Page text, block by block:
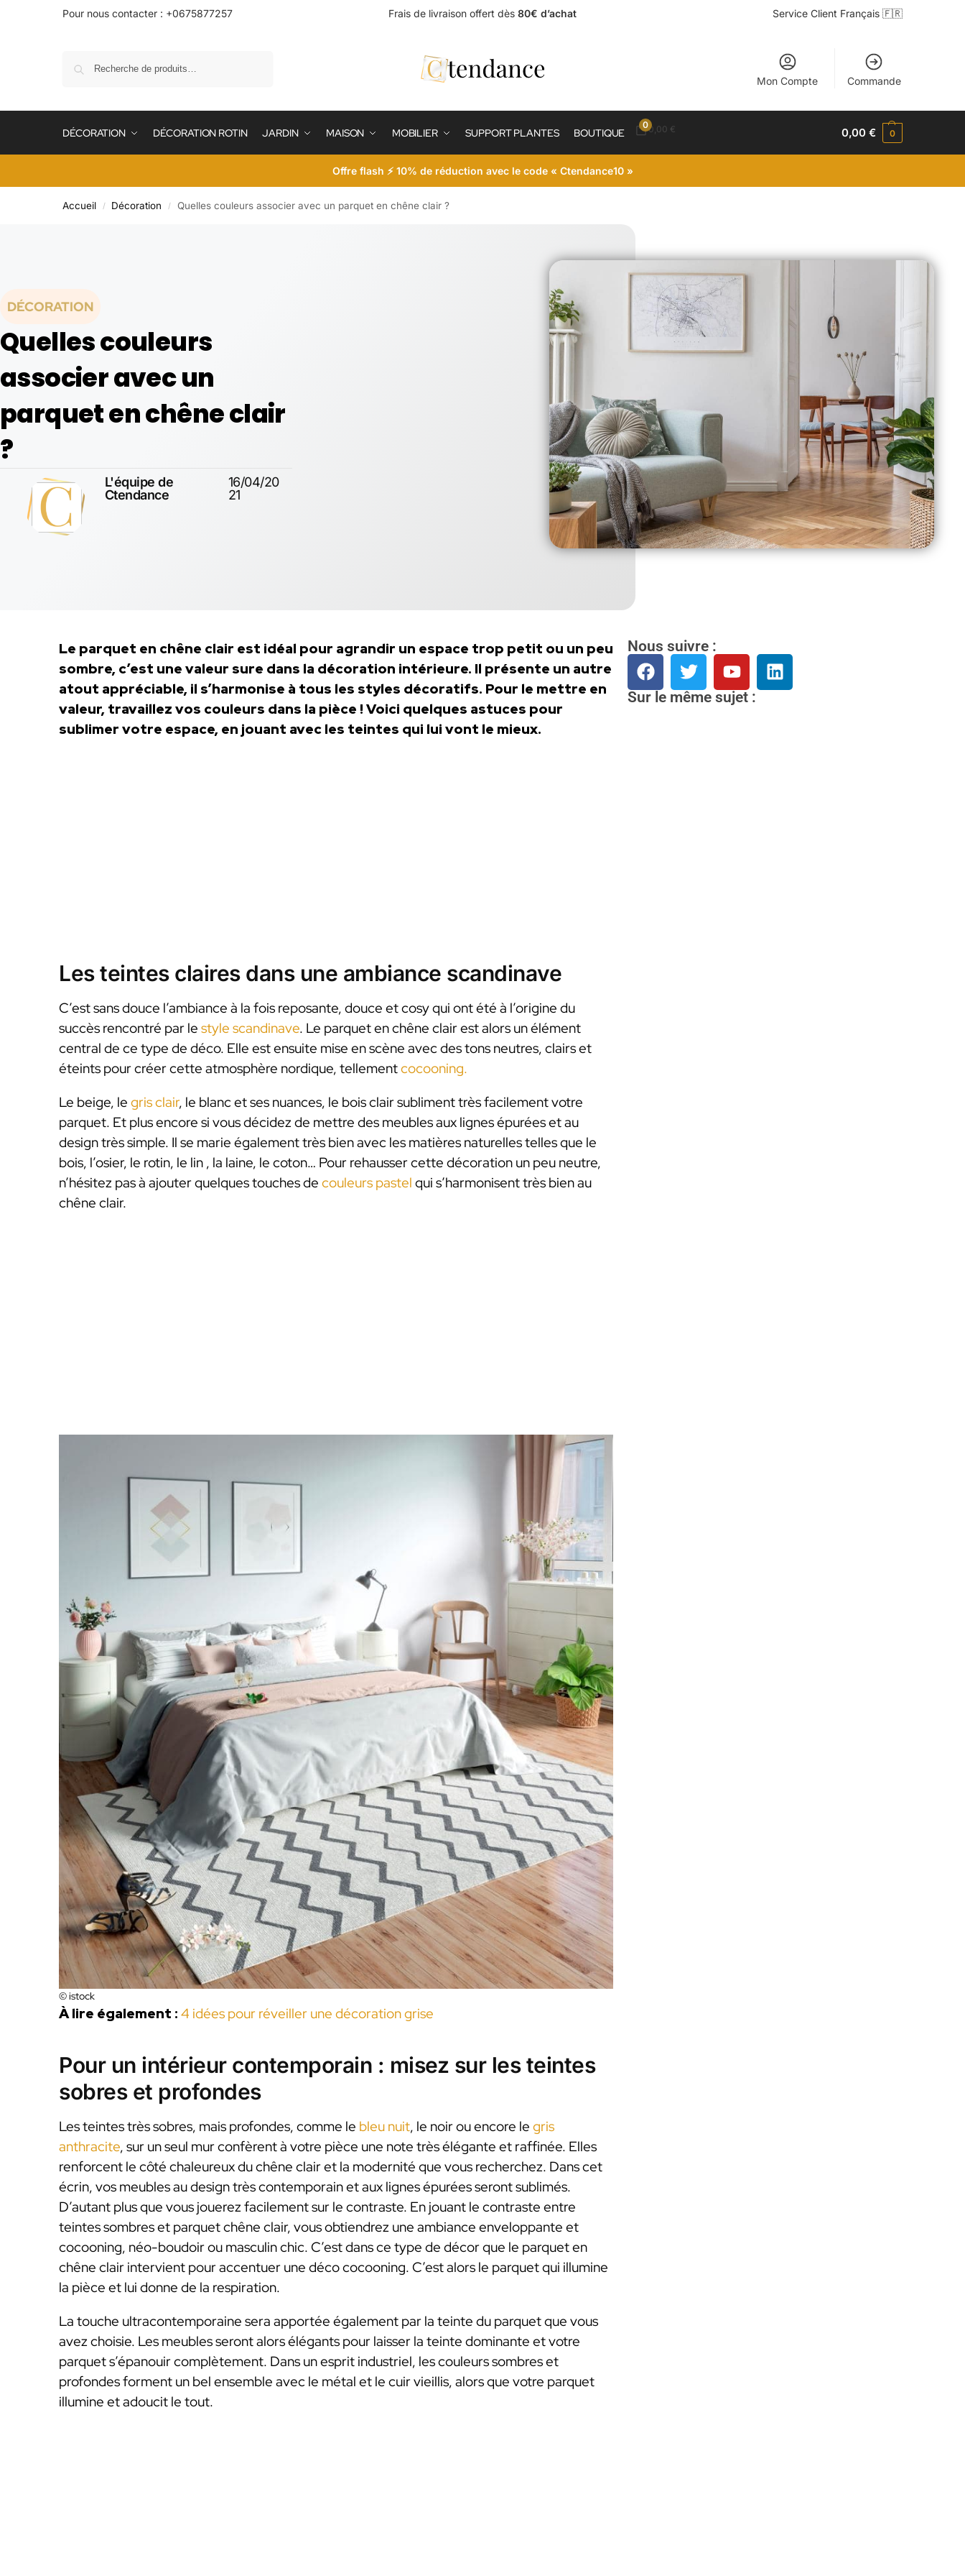
Pour nous contacter : +0675877257 Frais de livraison offert dès 80€ d’achat Service Client Français 🇫🇷
Mon Compte Commande
DÉCORATION DÉCORATION ROTIN JARDIN MAISON MOBILIER SUPPORT PLANTES BOUTIQUE
00,00 € 0,00€ 0
Offre flash ⚡ 10% de réduction avec le code « Ctendance10 »
Accueil / Décoration / Quelles couleurs associer avec un parquet en chêne clair ?
DÉCORATION
Quelles couleurs
associer avec un
parquet en chêne clair
?
L'équipe de
Ctendance
16/04/20
21
Le parquet en chêne clair est idéal pour agrandir un espace trop petit ou un peu
sombre, c’est une valeur sure dans la décoration intérieure. Il présente un autre
atout appréciable, il s’harmonise à tous les styles décoratifs. Pour le mettre en
valeur, travaillez vos couleurs dans la pièce ! Voici quelques astuces pour
sublimer votre espace, en jouant avec les teintes qui lui vont le mieux.
Les teintes claires dans une ambiance scandinave
C’est sans douce l’ambiance à la fois reposante, douce et cosy qui ont été à l’origine du
succès rencontré par le style scandinave. Le parquet en chêne clair est alors un élément
central de ce type de déco. Elle est ensuite mise en scène avec des tons neutres, clairs et
éteints pour créer cette atmosphère nordique, tellementcocooning.
Le beige, le gris clair, le blanc et ses nuances, le bois clair subliment très facilement votre
parquet. Et plus encore si vous décidez de mettre des meubles aux lignes épurées et au
design très simple. Il se marie également très bien avec les matières naturelles telles que le
bois, l’osier, le rotin, le lin , la laine, le coton… Pour rehausser cette décoration un peu neutre,
n’hésitez pas à ajouter quelques touches de couleurs pastel qui s’harmonisent très bien au
chêne clair.
© istock
À lire également : 4 idées pour réveiller une décoration grise
Pour un intérieur contemporain : misez sur les teintes
sobres et profondes
Les teintes très sobres, mais profondes, comme le bleu nuit, le noir ou encore le gris
anthracite, sur un seul mur confèrent à votre pièce une note très élégante et raffinée. Elles
renforcent le côté chaleureux du chêne clair et la modernité que vous recherchez. Dans cet
écrin, vos meubles au design très contemporain et aux lignes épurées seront sublimés.
D’autant plus que vous jouerez facilement sur le contraste. En jouant le contraste entre
teintes sombres et parquet chêne clair, vous obtiendrez une ambiance enveloppante et
cocooning, néo-boudoir ou masculin chic. C’est dans ce type de décor que le parquet en
chêne clair intervient pour accentuer une déco cocooning. C’est alors le parquet qui illumine
la pièce et lui donne de la respiration.
La touche ultracontemporaine sera apportée également par la teinte du parquet que vous
avez choisie. Les meubles seront alors élégants pour laisser la teinte dominante et votre
parquet s’épanouir complètement. Dans un esprit industriel, les couleurs sombres et
profondes forment un bel ensemble avec le métal et le cuir vieillis, alors que votre parquet
illumine et adoucit le tout.
Nous suivre :
Sur le même sujet :